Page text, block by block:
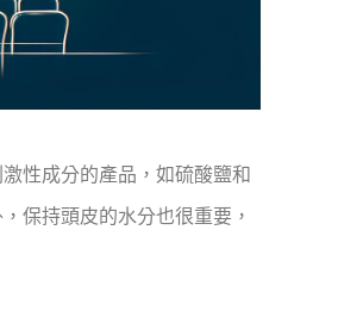
性成分的產品，如硫酸鹽和
保持頭皮的水分也很重要，